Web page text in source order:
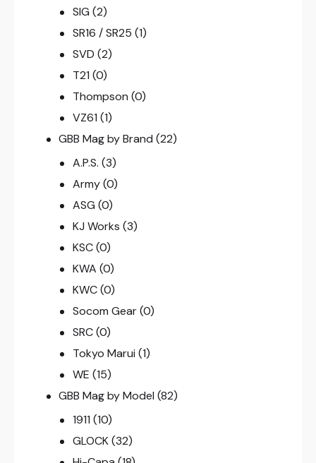
SIG (2)
SR16 / SR25 (1)
SVD (2)
T21 (0)
Thompson (0)
VZ61 (1)
GBB Mag by Brand (22)
A.P.S. (3)
Army (0)
ASG (0)
KJ Works (3)
KSC (0)
KWA (0)
KWC (0)
Socom Gear (0)
SRC (0)
Tokyo Marui (1)
WE (15)
GBB Mag by Model (82)
1911 (10)
GLOCK (32)